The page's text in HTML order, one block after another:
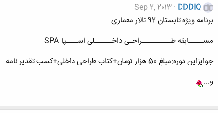
DDDIQ
Sep 2, 2013
برنامه ویژه تابستان 92 تالار معماری
مســـــابقه طــــــــــراحـی داخــــــلی اســــپا SPA
جوایزاین دوره:مبلغ 50 هزار تومان+کتاب طراحی داخلی+کسب تقدیر نامه
و...